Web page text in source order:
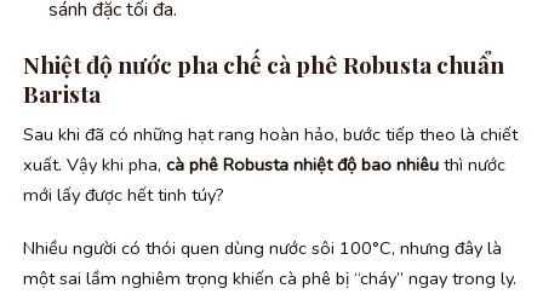
sánh đặc tối đa.
Nhiệt độ nước pha chế cà phê Robusta chuẩn
Barista
Sau khi đã có những hạt rang hoàn hảo, bước tiếp theo là chiết
xuất. Vậy khi pha, cà phê Robusta nhiệt độ bao nhiêu thì nước
mới lấy được hết tinh túy?
Nhiều người có thói quen dùng nước sôi 100°C, nhưng đây là
một sai lầm nghiêm trọng khiến cà phê bị “cháy” ngay trong ly.